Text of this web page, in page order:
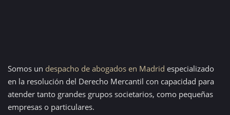
Somos un despacho de abogados en Madrid especializado
en la resolución del Derecho Mercantil con capacidad para
atender tanto grandes grupos societarios, como pequeñas
empresas o particulares.